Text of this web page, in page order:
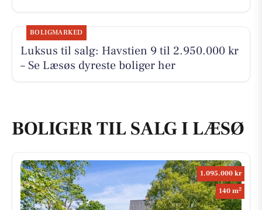
BOLIGMARKED
Luksus til salg: Havstien 9 til 2.950.000 kr
– Se Læsøs dyreste boliger her
BOLIGER TIL SALG I LÆSØ
1.095.000 kr
140 m2